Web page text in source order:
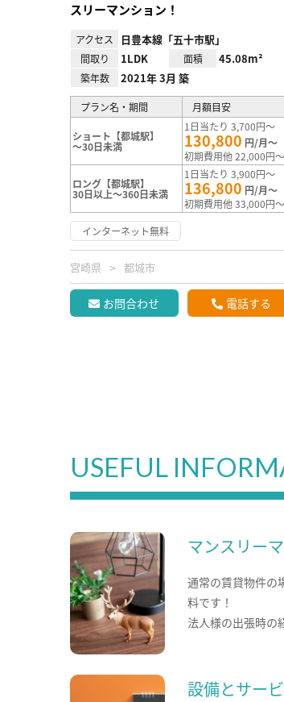
スリーマンション！
アクセス 日豊本線「五十市駅」
間取り 1LDK 面積 45.08m²
築年数 2021年 3月 築
プラン名・期間 月額目安
ショート【都城駅】
～30日未満
1日当たり 3,700円～
130,800 円/月～
初期費用他 22,000円～
ロング【都城駅】
30日以上～360日未満
1日当たり 3,900円～
136,800 円/月～
初期費用他 33,000円～
インターネット無料
宮崎県 都城市
お問合わせ 電話する
USEFUL
マンスリー
通常の賃貸物件の
料です！
法人様の出張時の
設備とサー